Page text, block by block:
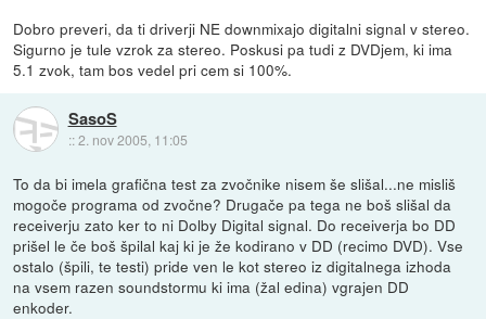
Dobro preveri, da ti driverji NE downmixajo digitalni signal v stereo.
Sigurno je tule vzrok za stereo. Poskusi pa tudi z DVDjem, ki ima
5.1 zvok, tam bos vedel pri cem si 100%.
SasoS
::2. nov 2005, 11:05
To da bi imela grafična test za zvočnike nisem še slišal...ne misliš
mogoče programa od zvočne? Drugače pa tega ne boš slišal da
receiverju zato ker to ni Dolby Digital signal. Do receiverja bo DD
prišel le če boš špilal kaj ki je že kodirano v DD (recimo DVD). Vse
ostalo (špili, te testi) pride ven le kot stereo iz digitalnega izhoda
na vsem razen soundstormu ki ima (žal edina) vgrajen DD
enkoder.